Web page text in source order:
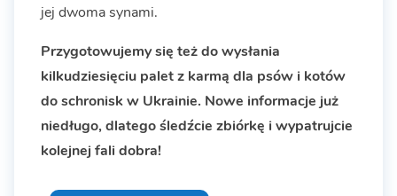
jej dwoma synami.
Przygotowujemy się też do wysłania
kilkudziesięciu palet z karmą dla psów i kotów
do schronisk w Ukrainie. Nowe informacje już
niedługo, dlatego śledźcie zbiórkę i wypatrujcie
kolejnej fali dobra!